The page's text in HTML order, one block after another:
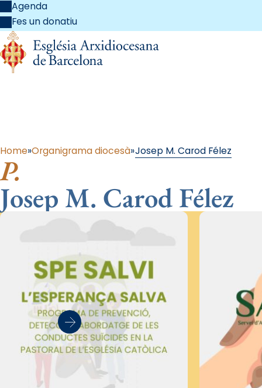
Agenda
Fes un donatiu
Home Organigrama diocesà Josep M. Carod Félez
P.
Josep M. Carod Félez